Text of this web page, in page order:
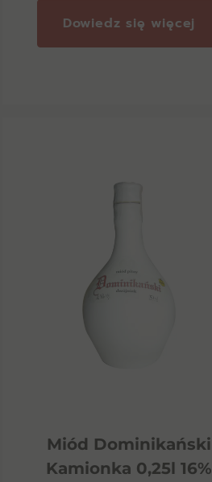
Dowiedz się więcej
Miód Dominikański
Kamionka 0,25l 16%